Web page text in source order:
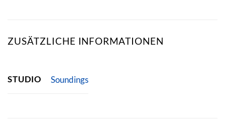
ZUSÄTZLICHE INFORMATIONEN
STUDIO Soundings